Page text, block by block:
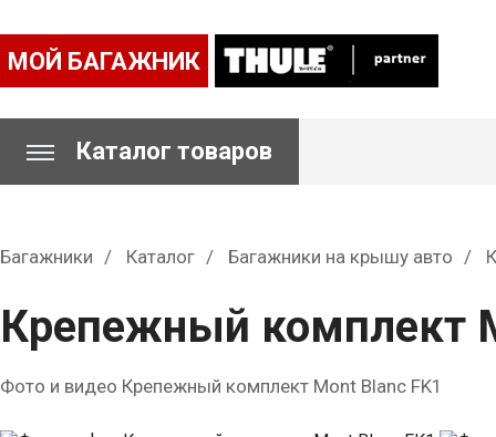
МОЙ БАГАЖНИК
Каталог товаров
Багажники Каталог Багажники на крышу авто
Крепежный комплект
Фото и видео Крепежный комплект Mont Blanc FK1